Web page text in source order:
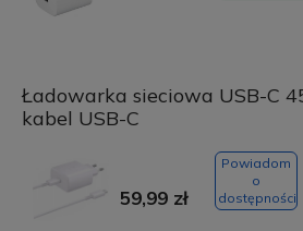
Ładowarka sieciowa USB-C
kabel USB-C
59,99 zł
Powiadom
o
dostępności